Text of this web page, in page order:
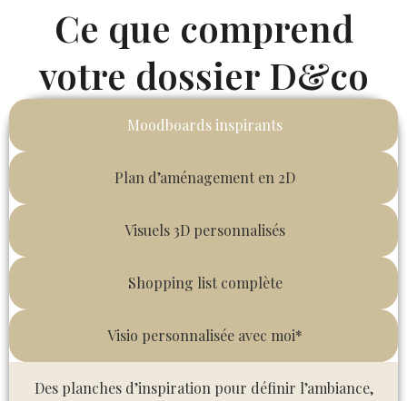
Ce que comprend
votre dossier D&co
Moodboards inspirants
Plan d’aménagement en 2D
Visuels 3D personnalisés
Shopping list complète
Visio personnalisée avec moi*
Des planches d’inspiration pour définir l’ambiance,